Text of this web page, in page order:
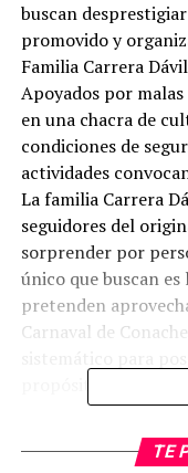
buscan
promovido y
Familia Carrera
Apoyados por
en una chacra de
condiciones de
actividades
La familia Carrera
seguidores del
sorprender por
único que buscan
pretenden
Carnaval de
FIESTA OFICIAL
Los auténticos
TE